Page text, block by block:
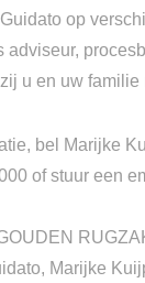
op
adviseur,
u en uw familie
bel Marijke
of stuur een
Marijke